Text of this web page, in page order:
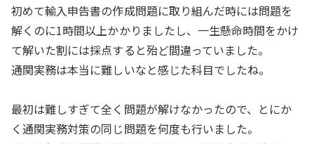
初めて輸入申告書の作成問題に取り組んだ時には問題を
解くのに1時間以上かかりましたし、一生懸命時間をかけ
て解いた割には採点すると殆ど間違っていました。
通関実務は本当に難しいなと感じた科目でしたね。
最初は難しすぎて全く問題が解けなかったので、とにか
く通関実務対策の同じ問題を何度も行いました。